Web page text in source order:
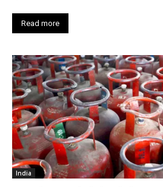
Read more
India